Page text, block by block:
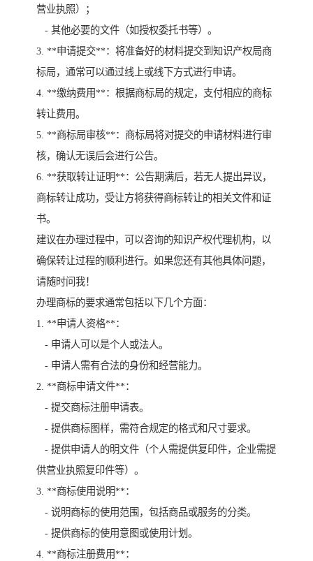
营业执照）；
- 其他必要的文件（如授权委托书等）。
3. **申请提交**：将准备好的材料提交到知识产权局商
标局，通常可以通过线上或线下方式进行申请。
4. **缴纳费用**：根据商标局的规定，支付相应的商标
转让费用。
5. **商标局审核**：商标局将对提交的申请材料进行审
核，确认无误后会进行公告。
6. **获取转让证明**：公告期满后，若无人提出异议，
商标转让成功，受让方将获得商标转让的相关文件和证
书。
建议在办理过程中，可以咨询的知识产权代理机构，以
确保转让过程的顺利进行。如果您还有其他具体问题，
请随时问我！
办理商标的要求通常包括以下几个方面：
1. **申请人资格**：
- 申请人可以是个人或法人。
- 申请人需有合法的身份和经营能力。
2. **商标申请文件**：
- 提交商标注册申请表。
- 提供商标图样，需符合规定的格式和尺寸要求。
- 提供申请人的明文件（个人需提供复印件，企业需提
供营业执照复印件等）。
3. **商标使用说明**：
- 说明商标的使用范围，包括商品或服务的分类。
- 提供商标的使用意图或使用计划。
4. **商标注册费用**：